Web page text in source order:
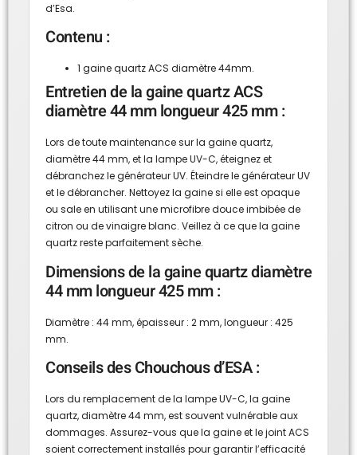
d’Esa.
Contenu :
1 gaine quartz ACS diamètre 44mm.
Entretien de la gaine quartz ACS
diamètre 44 mm longueur 425 mm :
Lors de toute maintenance sur la gaine quartz,
diamètre 44 mm, et la lampe UV-C, éteignez et
débranchez le générateur UV. Éteindre le générateur UV
et le débrancher. Nettoyez la gaine si elle est opaque
ou sale en utilisant une microfibre douce imbibée de
citron ou de vinaigre blanc. Veillez à ce que la gaine
quartz reste parfaitement sèche.
Dimensions de la gaine quartz diamètre
44 mm longueur 425 mm :
Diamètre : 44 mm, épaisseur : 2 mm, longueur : 425
mm.
Conseils des Chouchous d’ESA :
Lors du remplacement de la lampe UV-C, la gaine
quartz, diamètre 44 mm, est souvent vulnérable aux
dommages. Assurez-vous que la gaine et le joint ACS
soient correctement installés pour garantir l’efficacité